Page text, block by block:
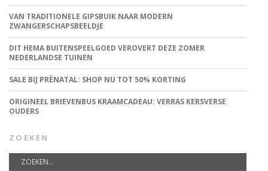
VAN TRADITIONELE GIPSBUIK NAAR MODERN
ZWANGERSCHAPSBEELDJE
DIT HEMA BUITENSPEELGOED VEROVERT DEZE ZOMER
NEDERLANDSE TUINEN
SALE BIJ PRÉNATAL: SHOP NU TOT 50% KORTING
ORIGINEEL BRIEVENBUS KRAAMCADEAU: VERRAS KERSVERSE
OUDERS
ZOEKEN